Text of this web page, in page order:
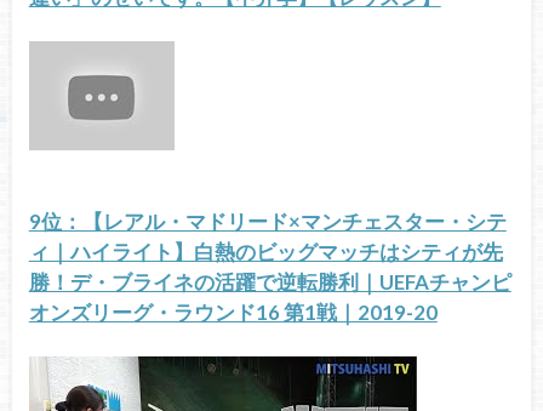
9位：【レアル・マドリード×マンチェスター・シテ
ィ｜ハイライト】白熱のビッグマッチはシティが先
勝！デ・ブライネの活躍で逆転勝利｜UEFAチャンピ
オンズリーグ・ラウンド16 第1戦｜2019-20